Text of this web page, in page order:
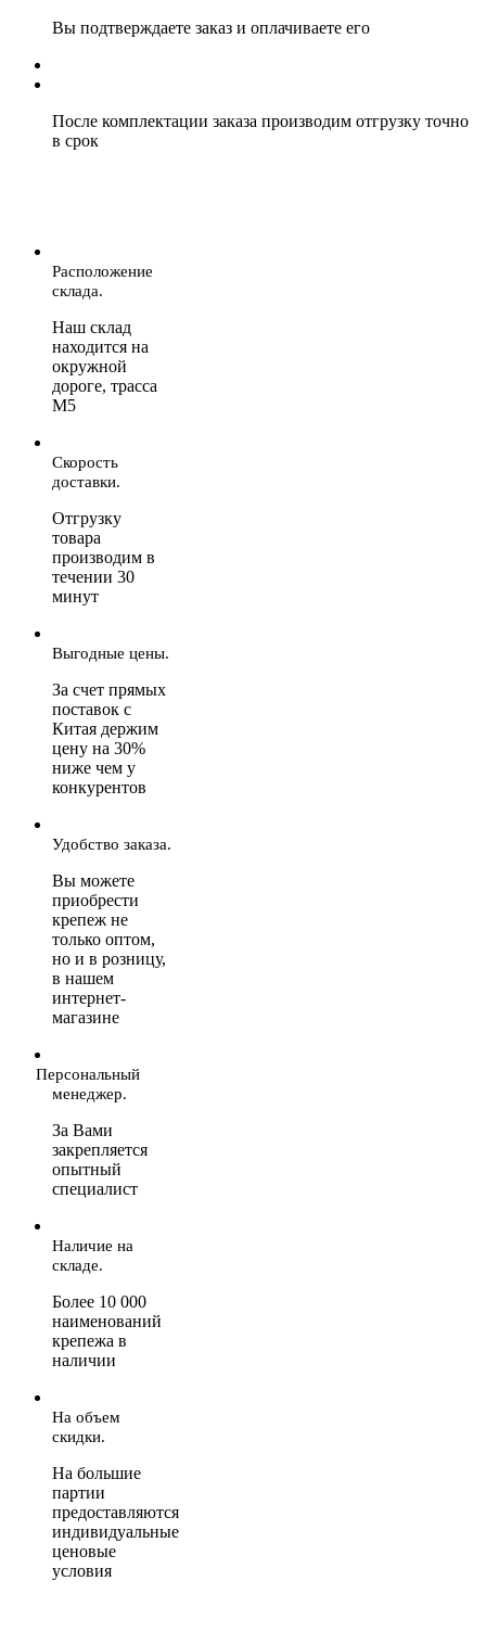
Вы подтверждаете заказ и оплачиваете его
После комплектации заказа производим отгрузку точно
в срок
Расположение
склада.
Наш склад
находится на
окружной
дороге, трасса
М5
Скорость
доставки.
Отгрузку
товара
производим в
течении 30
минут
Выгодные цены.
За счет прямых
поставок с
Китая держим
цену на 30%
ниже чем у
конкурентов
Удобство заказа.
Вы можете
приобрести
крепеж не
только оптом,
но и в розницу,
в нашем
интернет-
магазине
Персональный
менеджер.
За Вами
закрепляется
опытный
специалист
Наличие на
складе.
Более 10 000
наименований
крепежа в
наличии
На объем
скидки.
На большие
партии
предоставляются
индивидуальные
ценовые
условия